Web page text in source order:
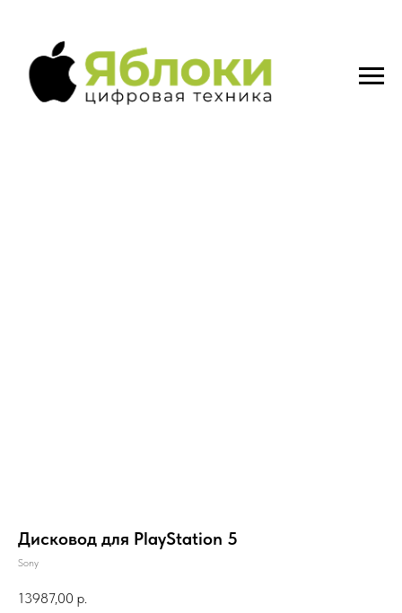
Дисковод для PlayStation 5
Sony
13987,00 р.